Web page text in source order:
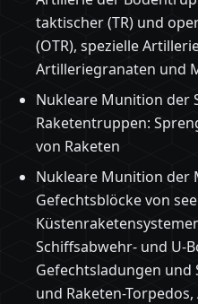
taktischer (TR) und
(OTR), spezielle
Artilleriegranaten und
Nukleare Munition der
Raketentruppen:
von Raketen
Nukleare Munition der
Gefechtsblöcke von
Schiffsabwehr- und U-
Gefechtsladungen und
und Raketen-